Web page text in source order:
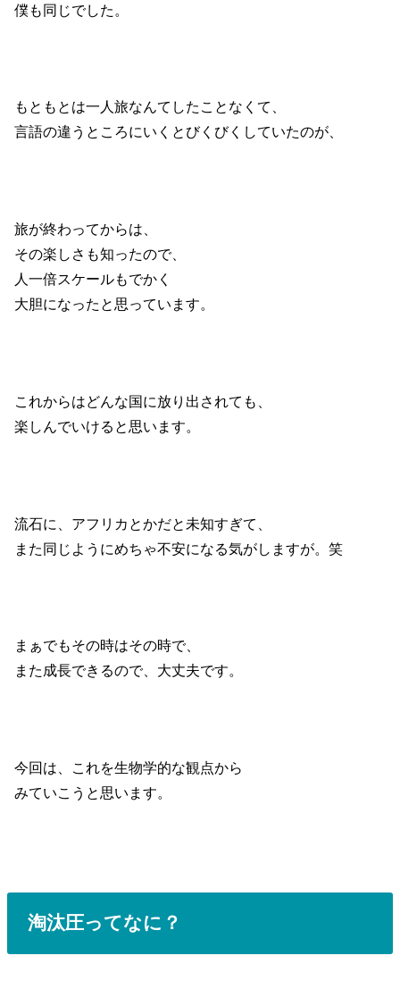
僕も同じでした。
もともとは一人旅なんてしたことなくて、
言語の違うところにいくとびくびくしていたのが、
旅が終わってからは、
その楽しさも知ったので、
人一倍スケールもでかく
大胆になったと思っています。
これからはどんな国に放り出されても、
楽しんでいけると思います。
流石に、アフリカとかだと未知すぎて、
また同じようにめちゃ不安になる気がしますが。笑
まぁでもその時はその時で、
また成長できるので、大丈夫です。
今回は、これを生物学的な観点から
みていこうと思います。
淘汰圧ってなに？